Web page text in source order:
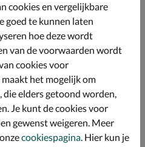
cookies en vergelijkbare
goed te kunnen laten
hoe deze wordt
van de voorwaarden wordt
cookies voor
het mogelijk om
elders getoond worden,
Je kunt de cookies voor
gewenst weigeren. Meer
cookiespagina. Hier kun je